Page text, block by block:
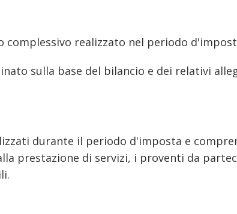
realizzato nel periodo
sulla base del bilancio e dei relativi
durante il periodo d'imposta e
prestazione di servizi, i proventi da